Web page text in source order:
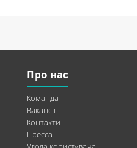
Про нас
Команда
Вакансії
Контакти
Пресса